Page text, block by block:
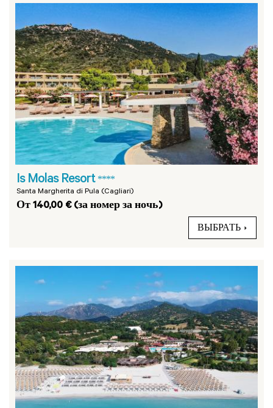
Is Molas Resort ****
Santa Margherita di Pula (Cagliari)
От 140,00 € (за номер за ночь)
ВЫБРАТЬ